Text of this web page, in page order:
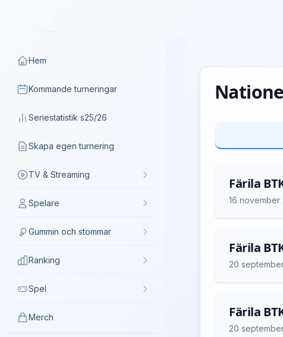
Hem
Kommande turneringar
Seriestatistik s25/26
Skapa egen turnering
TV & Streaming
Spelare
Gummin och stommar
Ranking
Spel
Merch
Färila
16 november
Färila
20
Färila
20